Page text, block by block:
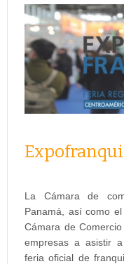
La Cámara de
Panamá, así como
Cámara de
empresas a asistir
feria oficial de